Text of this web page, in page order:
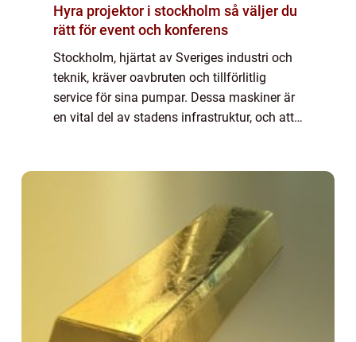
Hyra projektor i stockholm så väljer du
rätt för event och konferens
Stockholm, hjärtat av Sveriges industri och
teknik, kräver oavbruten och tillförlitlig
service för sina pumpar. Dessa maskiner är
en vital del av stadens infrastruktur, och att